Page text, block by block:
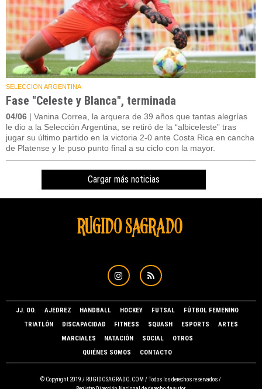
SELECCION ARGENTINA
Fase "Celeste y Blanca", terminada
04/06 | Vanina Correa, la arquera de 39 años que tantas alegrías
le dio a la Selección Argentina, se retiró de la “albiceleste” tras
jugar su último partido en la victoria 2-0 ante Costa Rica en cancha
de Platense y le puso punto final a su ciclo con la mayor.
Cargar más noticias
JJ. OO. AJEDREZ HANDBALL HOCKEY FUTSAL
FÚTBOL FEMENINO
TRIATLÓN
DISCAPACIDAD FITNESS SQUASH ESPORTS
ARTES
MARCIALES
NATACIÓN SOCIAL
OTROS
QUIÉNES SOMOS
CONTACTO
© Copyright 2019 / RUGIDOSAGRADO.COM / Todos los derechos reservados /